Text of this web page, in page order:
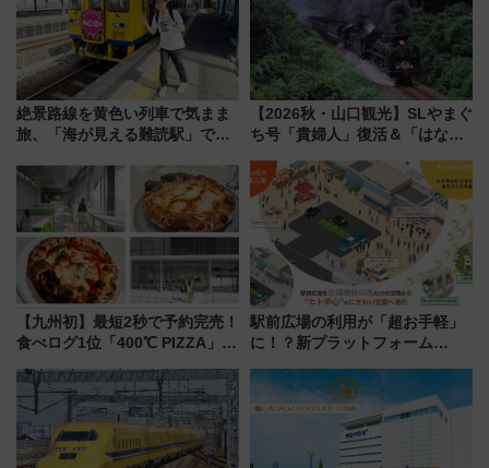
絶景路線を黄色い列車で気まま
旅、「海が見える難読駅」で幸
「新・鉄道ひとり旅」279回目
の舞台は「島原鉄道」
【2026秋・山口観光】SLやまぐ
ち号「貴婦人」復活＆「はなあ
注目観光列車まとめ きっぷの取
り方は？
【九州初】最短2秒で予約完売！
食べログ1位「400℃ PIZZA」が
プン。もつ鍋風など限定メニュ
ーも
駅前広場の利用が「超お手軽」
に！？新プラットフォーム
マホで簡単申請 物販や演奏会な
どに【JR東日本】